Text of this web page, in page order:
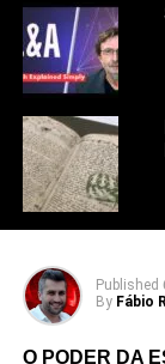
Published
By Fábio
O PODER DA